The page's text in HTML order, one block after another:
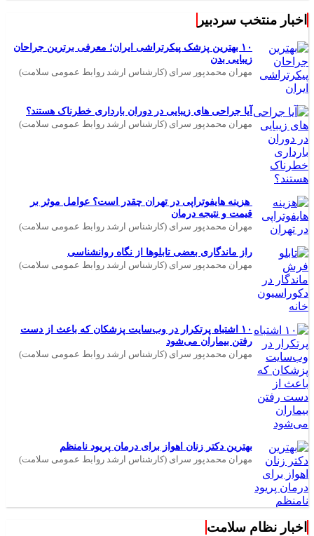
اخبار منتخب سردبیر
۱۰ بهترین پزشک پیکرتراشی ایران؛ معرفی برترین جراحان
زیبایی بدن
مهران محمدپور سرای (کارشناس ارشد روابط عمومی سلامت)
آیا جراحی های زیبایی در دوران بارداری خطرناک هستند؟
مهران محمدپور سرای (کارشناس ارشد روابط عمومی سلامت)
هزینه هایفوتراپی در تهران چقدر است؟ عوامل موثر بر
قیمت و نتیجه درمان
مهران محمدپور سرای (کارشناس ارشد روابط عمومی سلامت)
راز ماندگاری بعضی تابلوها از نگاه روانشناسی
مهران محمدپور سرای (کارشناس ارشد روابط عمومی سلامت)
۱۰ اشتباه پرتکرار در وب‌سایت پزشکان که باعث از دست
رفتن بیماران می‌شود
مهران محمدپور سرای (کارشناس ارشد روابط عمومی سلامت)
بهترین دکتر زنان اهواز برای درمان پریود نامنظم
مهران محمدپور سرای (کارشناس ارشد روابط عمومی سلامت)
اخبار نظام سلامت